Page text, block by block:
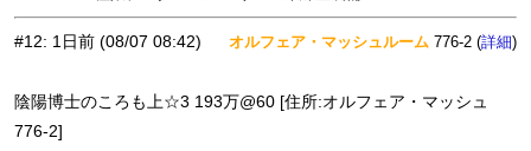
#12: 1日前 (08/07 08:42) オルフェア・マッシュルーム 776-2 (詳細)
陰陽博士のころも上☆3 193万@60 [住所:オルフェア・マッシュ
776-2]